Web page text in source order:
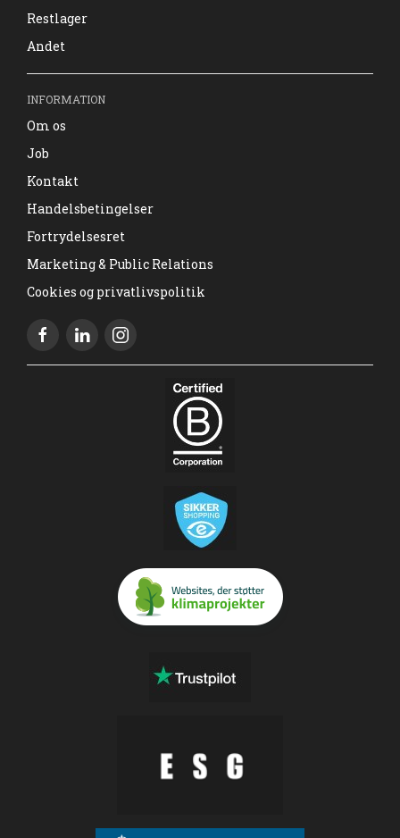
Restlager
Andet
INFORMATION
Om os
Job
Kontakt
Handelsbetingelser
Fortrydelsesret
Marketing & Public Relations
Cookies og privatlivspolitik